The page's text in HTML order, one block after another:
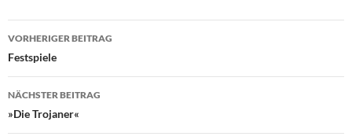
Beitragsnavigation
VORHERIGER BEITRAG
Festspiele
NÄCHSTER BEITRAG
»Die Trojaner«